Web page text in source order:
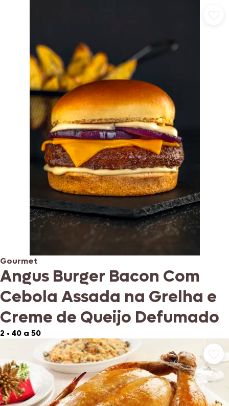
Gourmet
Angus Burger Bacon Com
Cebola Assada na Grelha e
Creme de Queijo Defumado
2 • 40 a 50